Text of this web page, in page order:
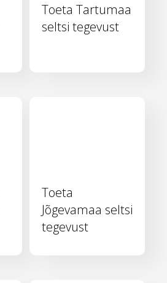
Toeta Tartumaa
seltsi tegevust
Toeta
Jõgevamaa seltsi
tegevust